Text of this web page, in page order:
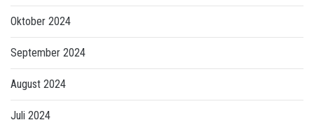
Oktober 2024
September 2024
August 2024
Juli 2024